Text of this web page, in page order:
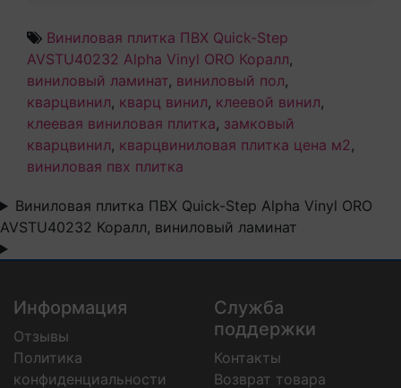
Виниловая плитка ПВХ Quick-Step
AVSTU40232 Alpha Vinyl ORO Коралл,
виниловый ламинат, виниловый пол,
кварцвинил, кварц винил, клеевой винил,
клеевая виниловая плитка, замковый
кварцвинил, кварцвиниловая плитка цена м2 ,
виниловая пвх плитка
Виниловая плитка ПВХ Quick-Step Alpha Vinyl ORO
AVSTU40232 Коралл, виниловый ламинат
Информация
Отзывы
Политика
конфиденциальности
Служба
поддержки
Контакты
Возврат товара